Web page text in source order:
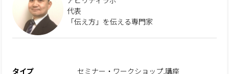
代表
「伝え方」を伝える専門家
タイプ
セミナー・ワークショップ,講座